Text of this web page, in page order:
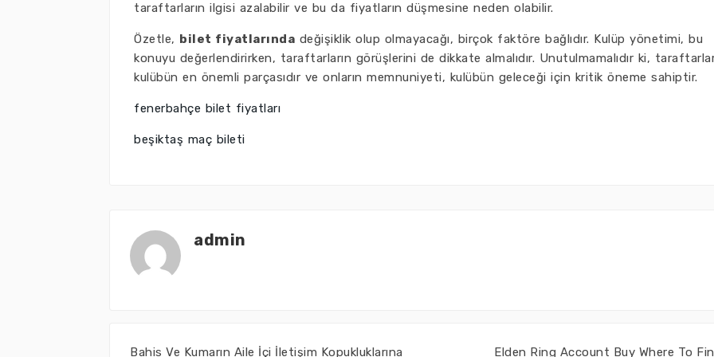
taraftarların ilgisi azalabilir ve bu da fiyatların düşmesine neden olabilir.
Özetle, bilet fiyatlarında değişiklik olup olmayacağı, birçok faktöre bağlıdır. Kulüp yönetimi, bu
konuyu değerlendirirken, taraftarların görüşlerini de dikkate almalıdır. Unutulmamalıdır ki,
kulübün en önemli parçasıdır ve onların memnuniyeti, kulübün geleceği için kritik öneme sahiptir.
fenerbahçe bilet fiyatları
beşiktaş maç bileti
admin
Bahis Ve Kumarın Aile İçi İletişim Kopukluklarına Elden Ring Account Buy Where To